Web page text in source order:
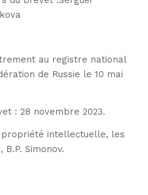
au registre national
de Russie le 10 mai
: 28 novembre 2023.
intellectuelle, les
Simonov.